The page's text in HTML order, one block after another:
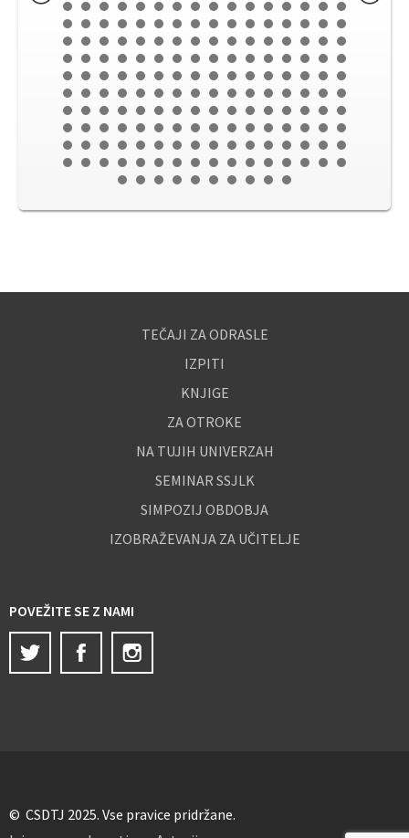
TEČAJI ZA ODRASLE
IZPITI
KNJIGE
ZA OTROKE
NA TUJIH UNIVERZAH
SEMINAR SSJLK
SIMPOZIJ OBDOBJA
IZOBRAŽEVANJA ZA UČITELJE
POVEŽITE SE Z NAMI
Twitter
Facebook
© CSDTJ 2025. Vse pravice pridržane.